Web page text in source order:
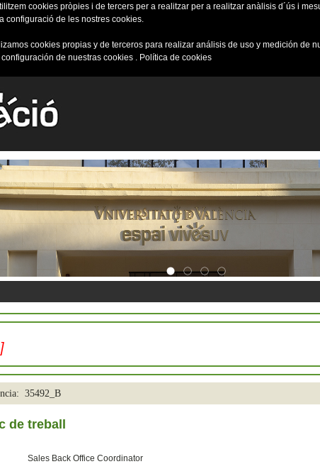
cookies pròpies i de tercers per a realitzar per a realitzar anàlisis d´ús i
configuració de les nostres cookies.
cookies propias y de terceros para realizar análisis de uso y medición
de nuestras cookies . Política de cookies
35492_B
de treball
Sales Back Office Coordinator